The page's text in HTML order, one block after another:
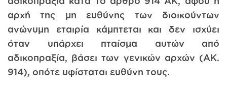
αρχή της μη ευθύνης των διοικούντων
ανώνυμη εταιρία κάμπτεται και δεν ισχύει
όταν υπάρχει πταίσμα αυτών από
αδικοπραξία, βάσει των γενικών αρχών (ΑΚ.
914), οπότε υφίσταται ευθύνη τους.